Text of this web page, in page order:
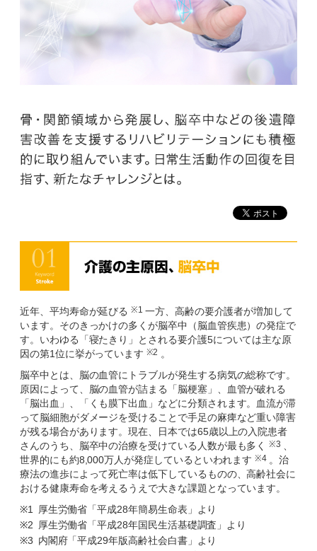
近年、平均寿命が延びる ※1 一方、高齢の要介護者が増加して
います。そのきっかけの多くが脳卒中（脳血管疾患）の発症で
す。いわゆる「寝たきり」とされる要介護5については主な原
因の第1位に挙がっています ※2 。
脳卒中とは、脳の血管にトラブルが発生する病気の総称です。
原因によって、脳の血管が詰まる「脳梗塞」、血管が破れる
「脳出血」、「くも膜下出血」などに分類されます。血流が滞
って脳細胞がダメージを受けることで手足の麻痺など重い障害
が残る場合があります。現在、日本では65歳以上の入院患者
さんのうち、脳卒中の治療を受けている人数が最も多く
※3 、
世界的にも約8,000万人が発症しているといわれます ※4 。治
療法の進歩によって死亡率は低下しているものの、高齢社会に
おける健康寿命を考えるうえで大きな課題となっています。
※1 厚生労働省「平成28年簡易生命表」より
※2 厚生労働省「平成28年国民生活基礎調査」より
※3 内閣府「平成29年版高齢社会白書」より